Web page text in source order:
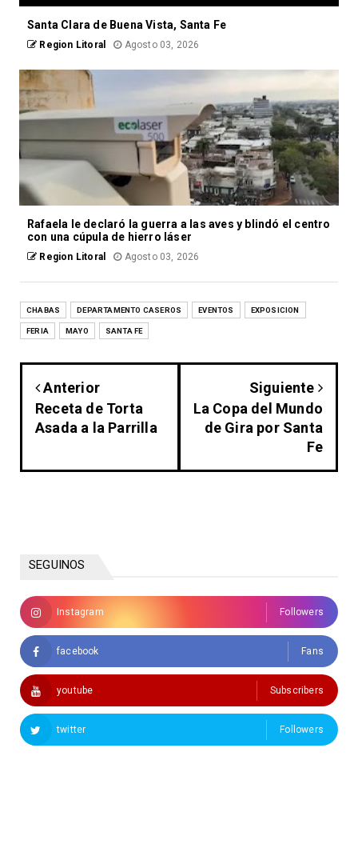
Santa Clara de Buena Vista, Santa Fe
Region Litoral Agosto 03, 2026
Rafaela le declaró la guerra a las aves y blindó el centro
con una cúpula de hierro láser
Region Litoral Agosto 03, 2026
CHABAS DEPARTAMENTO CASEROS EVENTOS EXPOSICION
FERIA MAYO SANTA FE
Anterior
Receta de Torta
Asada a la Parrilla
Siguiente
La Copa del Mundo
de Gira por Santa
Fe
SEGUINOS
Instagram Followers
facebook Fans
youtube Subscribers
twitter Followers